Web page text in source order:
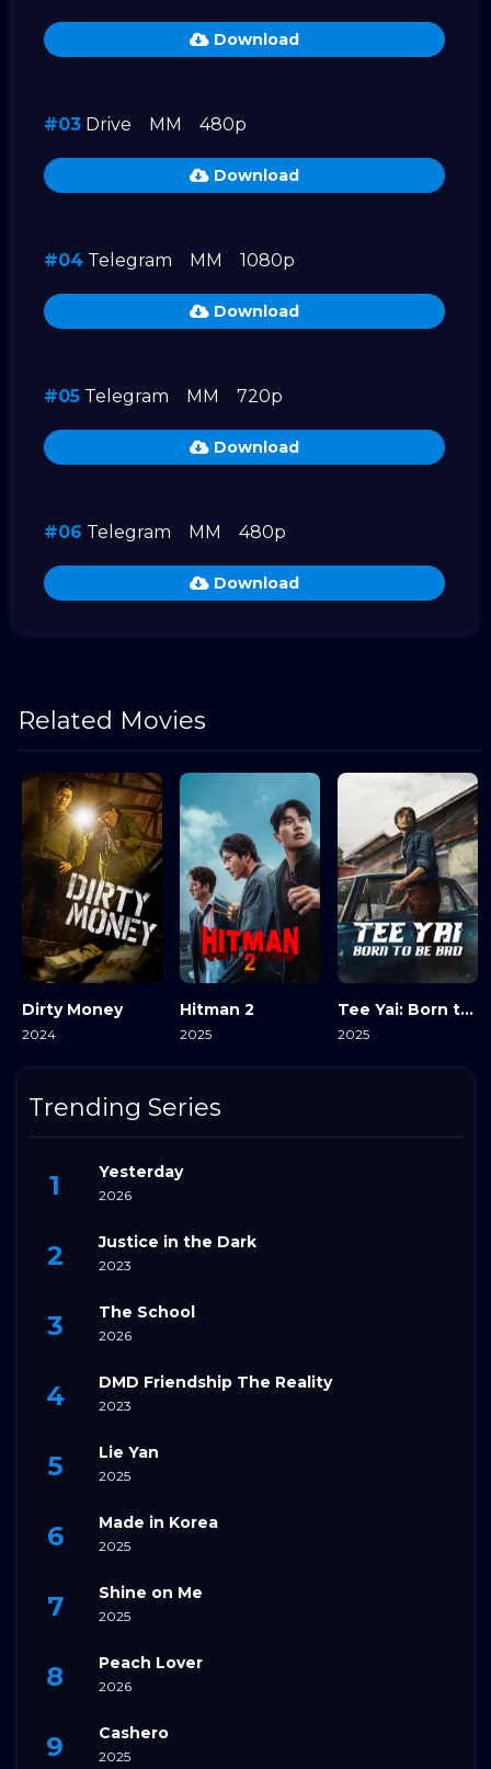
Download
#03 Drive MM 480p
Download
#04 Telegram MM 1080p
Download
#05 Telegram MM 720p
Download
#06 Telegram MM 480p
Download
Related Movies
Dirty Money
2024
Hitman 2
2025
Tee Yai: Born to Be Bad
2025
Trending Series
Yesterday
2026
Justice in the Dark
2023
The School
2026
DMD Friendship The Reality
2023
Lie Yan
2025
Made in Korea
2025
Shine on Me
2025
Peach Lover
2026
Cashero
2025